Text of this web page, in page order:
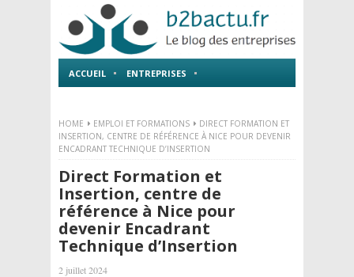
ACCUEIL ENTREPRISES
HOME EMPLOI ET FORMATIONS
DIRECT FORMATION ET
INSERTION, CENTRE DE RÉFÉRENCE À NICE POUR DEVENIR
ENCADRANT TECHNIQUE D’INSERTION
Direct Formation et
Insertion, centre de
référence à Nice pour
devenir Encadrant
Technique d’Insertion
2 juillet 2024